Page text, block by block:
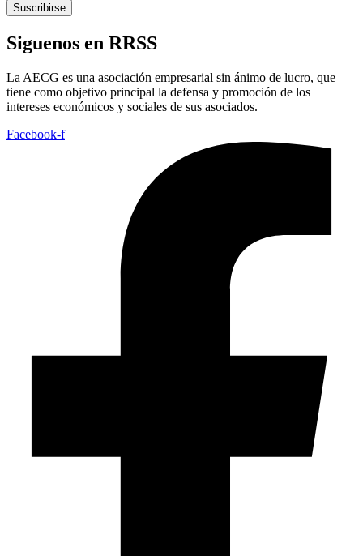
Suscribirse
Siguenos en RRSS
La AECG es una asociación empresarial sin ánimo de lucro, que
tiene como objetivo principal la defensa y promoción de los
intereses económicos y sociales de sus asociados.
Facebook-f